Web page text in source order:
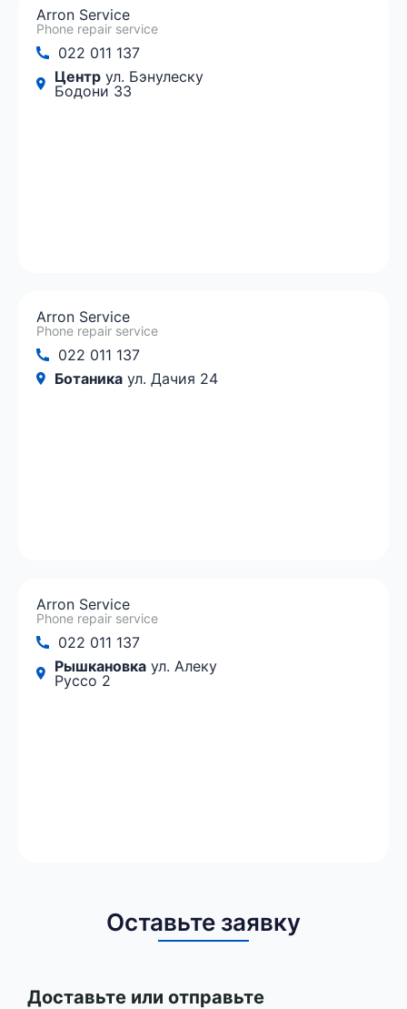
Arron Service
Phone repair service
022 011 137
Центр ул. Бэнулеску
Бодони 33
Arron Service
Phone repair service
022 011 137
Ботаника ул. Дачия 24
Arron Service
Phone repair service
022 011 137
Рышкановка ул. Алеку
Руссо 2
Оставьте заявку
Доставьте или отправьте